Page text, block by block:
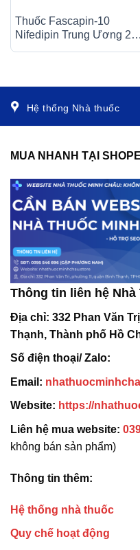
Thuốc Fascapin-10
Nifedipin Trung Ương 2
Hệ thống Nhà thuốc
MUA NHANH TẠI
Thông tin liên hệ Nhà
Địa chỉ: 332 Phan Văn
Thạnh, Thành phố Hồ
Số điện thoại/ Zalo:
Email:
Website: https://
Liên hệ mua website:
không bán sản phẩm)
Thông tin thêm:
Hệ thống nhà thuốc
Quy chế hoạt động